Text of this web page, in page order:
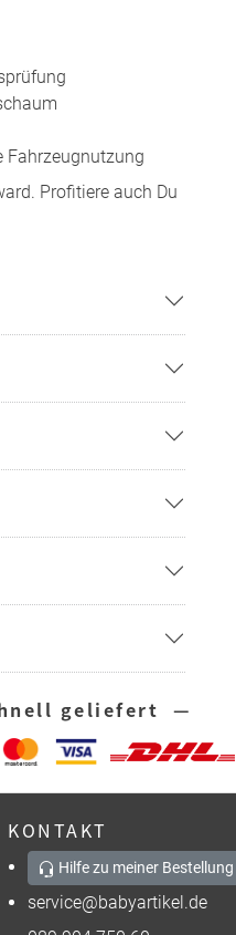
Fahrzeugnutzung
Profitiere auch Du
geliefert —
KONTAKT
Hilfe zu meiner Bestellung
service@babyartikel.de